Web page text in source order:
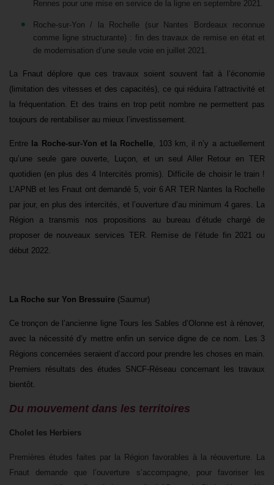
Rennes pour une mise en service de la ligne en septembre 2021.
Roche-sur-Yon / la Rochelle (sur Nantes Bordeaux reconnue
comme ligne structurante) : fin des travaux de remise en état et
de modernisation d’une seule voie en juillet 2021.
La Fnaut déplore que ces travaux soient souvent fait à l’économie
(limitation des vitesses et des capacités), ce qui réduira l’attractivité et
la fréquentation. Et des trains en trop petit nombre ne permettent pas
toujours de rentabiliser au mieux l’investissement.
Entre la Roche-sur-Yon et la Rochelle, 103 km, il n’y a actuellement
qu’une seule gare ouverte, Luçon, et un seul Aller Retour en TER
quotidien (en plus des 4 Intercités promis). Difficile de choisir le train !
L’APNB et les Fnaut ont demandé 5, voir 6 AR TER Nantes la Rochelle
par jour, en plus des intercités, et l’ouverture d’au minimum 4 gares. La
Région a transmis nos propositions au bureau d’étude chargé de
proposer de nouveaux services TER. Remise de l’étude fin 2021 ou
début 2022.
La Roche sur Yon Bressuire (Saumur)
Ce tronçon de l’ancienne ligne Tours les Sables d’Olonne est à rénover,
avec la nécessité d’y mettre enfin un service digne de ce nom. Les 3
Régions concernées seraient d’accord pour prendre les choses en main.
Premiers résultats des études SNCF-Réseau concernant les travaux
bientôt.
Du mouvement dans les territoires
Cholet les Herbiers
Premières études faites par la Région favorables à la réouverture. La
Fnaut demande que l’ouverture s’accompagne, pour favoriser les